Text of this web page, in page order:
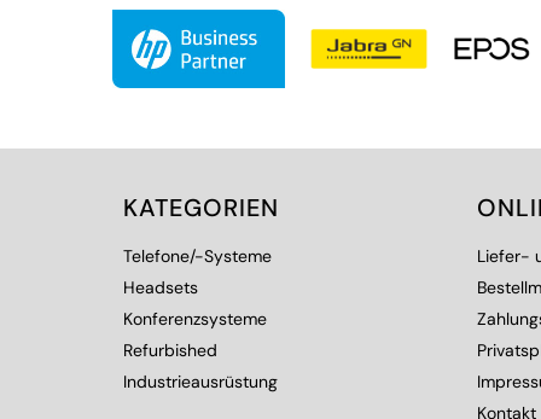
KATEGORIEN
Telefone/-Systeme
Headsets
Konferenzsysteme
Refurbished
Industrieausrüstung
Liefer-
Kontakt